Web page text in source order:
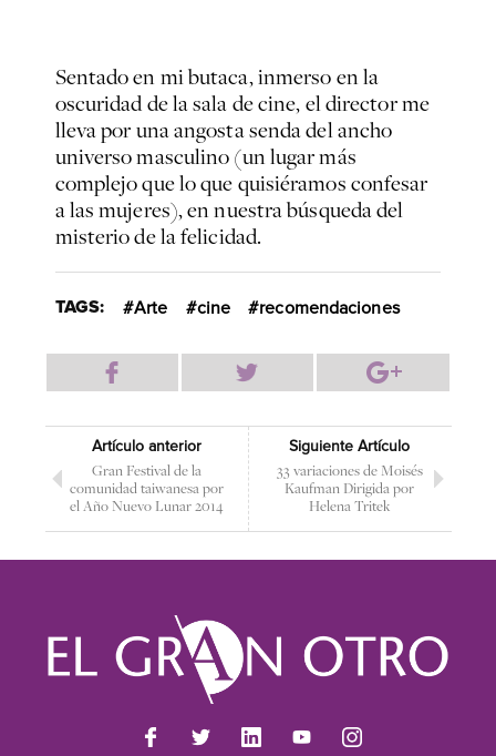
Sentado en mi butaca, inmerso en la
oscuridad de la sala de cine, el director me
lleva por una angosta senda del ancho
universo masculino (un lugar más
complejo que lo que quisiéramos confesar
a las mujeres), en nuestra búsqueda del
misterio de la felicidad.
TAGS: Arte cine recomendaciones
Artículo anterior
Gran Festival de la
comunidad taiwanesa por
el Año Nuevo Lunar 2014
Siguiente Artículo
33 variaciones de Moisés
Kaufman Dirigida por
Helena Tritek